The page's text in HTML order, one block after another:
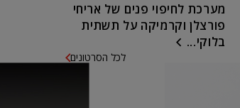
מערכת לחיפוי פנים של אריחי
פורצלן וקרמיקה על תשתית
בלוקי...
לכל הסרטונים